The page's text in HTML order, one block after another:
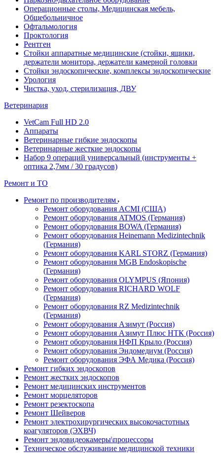
Операционные столы, Медицинская мебель,
Общебольничное
Офтальмология
Проктология
Рентген
Стойки аппаратные медицинские (стойки, ящики,
держатели монитора, держатели камерной головки
Стойки эндоскопические, комплексы эндоскопические
Урология
Чистка, уход, стерилизация, ДВУ
Ветеринария
VetCam Full HD 2.0
Аппараты
Ветеринарные гибкие эндоскопы
Ветеринарные жесткие эндоскопы
Набор 9 операций универсальный (инструменты +
оптика 2,7мм / 30 градусов)
Ремонт и ТО
Ремонт по производителям
Ремонт оборудования ACMI (США)
Ремонт оборудования ATMOS (Германия)
Ремонт оборудования BOWA (Германия)
Ремонт оборудования Heinemann Medizintechnik
(Германия)
Ремонт оборудования KARL STORZ (Германия)
Ремонт оборудования MGB Endoskopische
(Германия)
Ремонт оборудования OLYMPUS (Япония)
Ремонт оборудования RICHARD WOLF
(Германия)
Ремонт оборудования RZ Medizintechnik
(Германия)
Ремонт оборудования Азимут (Россия)
Ремонт оборудования Азимут Плюс НТК (Россия)
Ремонт оборудования НФП Крыло (Россия)
Ремонт оборудования Эндомедиум (Россия)
Ремонт оборудования ЭФА Медика (Россия)
Ремонт гибких эндоскопов
Ремонт жестких эндоскопов
Ремонт медицинских инструментов
Ремонт морцеляторов
Ремонт резектоскопа
Ремонт Шейверов
Ремонт электрохирургических высокочастотных
коагуляторов (ЭХВЧ)
Ремонт эндовидеокамеры\процессоры
Техническое обслуживание медицинской техники